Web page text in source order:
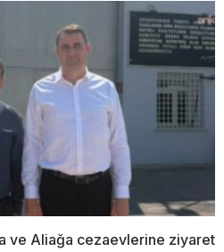
ve Aliağa cezaevlerine ziyaret